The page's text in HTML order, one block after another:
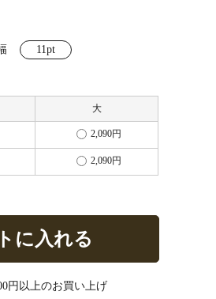
得度・中仏用品
作務衣
讃佛歌掛図
山号額・寄進額・定紋
11pt
大
2,090円
2,090円
に入れる
円以上のお買い上げ